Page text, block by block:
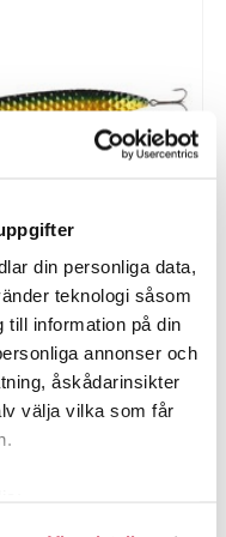
din personliga data,
teknologi såsom
till information på din
annonser och
åskådarinsikter
välja vilka som får
YLGR
krTidigare pris:
99,00 kr
34,50 kr
99,00 kr
Tillfälligt slut